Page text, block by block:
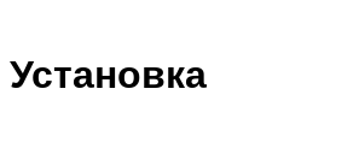
Установка